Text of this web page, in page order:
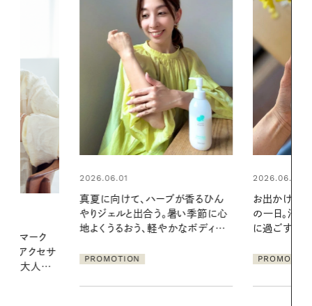
2026.06.01
お出かけ前のひと手間で変わる、夏
の一日。汗ばむ季節を「ごきげん」
に過ごす私の新習慣
PROMOTION
2026.06.01
暑い夏のナイ
える夜の爽